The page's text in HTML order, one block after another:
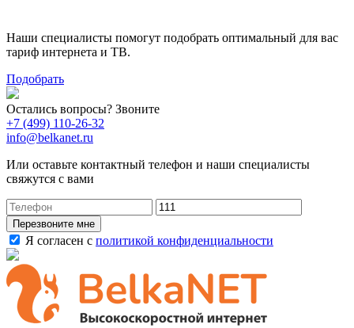
Наши специалисты помогут подобрать оптимальный для вас
тариф интернета и ТВ.
Подобрать
Остались вопросы? Звоните
+7 (499) 110-26-32
info@belkanet.ru
Или оставьте контактный телефон и наши специалисты
свяжутся с вами
Перезвоните мне
Я согласен с политикой конфиденциальности